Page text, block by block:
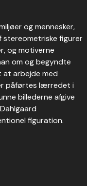
og mennesker,
stereometriske figurer
og motiverne
om og begyndte
arbejde med
påførtes lærredet i
billederne afgive
figuration.